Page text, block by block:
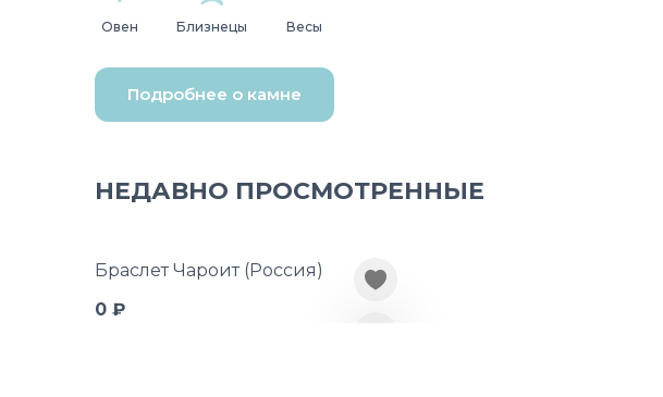
Овен Близнецы Весы
Подробнее о камне
НЕДАВНО ПРОСМОТРЕННЫЕ
Браслет Чароит (Россия)
0 ₽